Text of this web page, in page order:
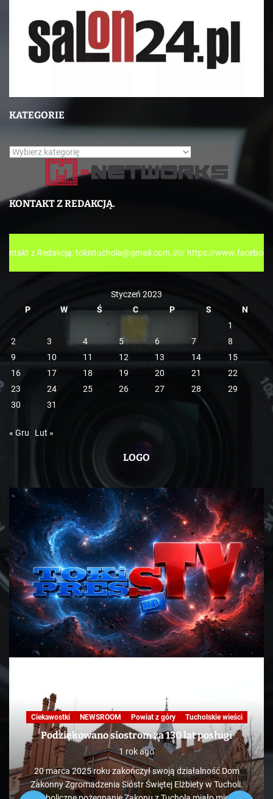
KATEGORIE
K
e
i
e
KONTAKT Z REDAKCJĄ.
tokistuchola@gmail.com ///// https://www.facebook.com/
Styczeń 2023
P
W Ś C P S
N
1
2
3 4 5 6 7
8
9
10 11 12 13 14
15
16
17 18 19 20 21
22
23
24 25 26 27 28
29
30
31
« Gru Lut »
LOGO
Ciekawostki NEWSROOM Powiat z góry Tucholskie wieści
Podziękowano siostrom za 130 lat posługi
1 rok ago
20 marca 2025 roku zakończył swoją działalność Dom
Zakonny Zgromadzenia Sióstr Świętej Elżbiety w Tucholi.